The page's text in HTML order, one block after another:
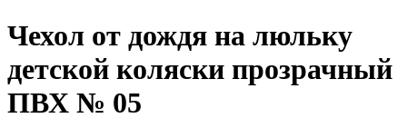
Чехол от дождя на люльку
детской коляски прозрачный
ПВХ № 05